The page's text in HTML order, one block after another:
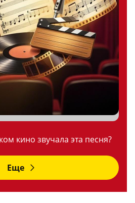
кино звучала эта песня?
Еще